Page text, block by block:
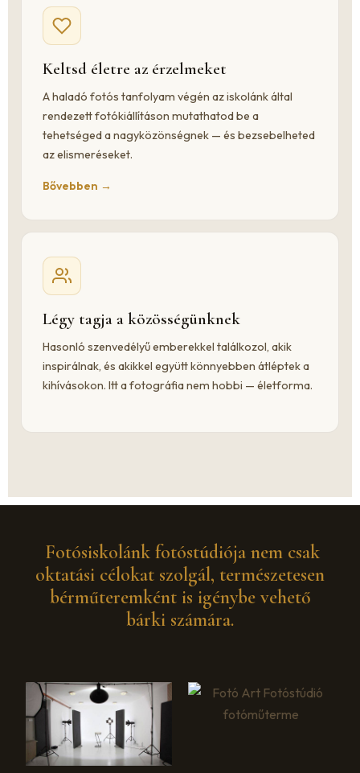
Keltsd életre az érzelmeket
A haladó fotós tanfolyam végén az iskolánk által
rendezett fotókiállításon mutathatod be a
tehetséged a nagyközönségnek — és bezsebelheted
az elismeréseket.
Bővebben →
Légy tagja a közösségünknek
Hasonló szenvedélyű emberekkel találkozol, akik
inspirálnak, és akikkel együtt könnyebben átléptek a
kihívásokon. Itt a fotográfia nem hobbi — életforma.
Fotósiskolánk fotóstúdiója nem csak
oktatási célokat szolgál, természetesen
bérműteremként is igénybe vehető
bárki számára.